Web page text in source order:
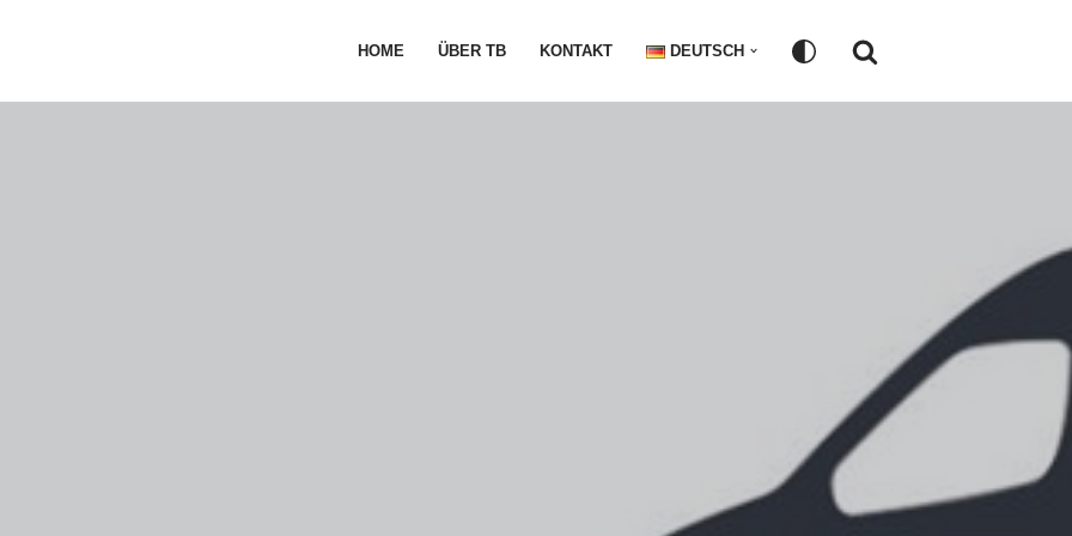
HOME ÜBER TB KONTAKT DEUTSCH